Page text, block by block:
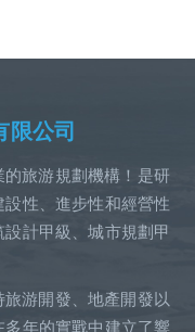
限公司
旅游規劃機構！是研
性、進步性和經營性
計甲級、城市規劃甲
游開發、地產開發以
年的實戰中建立了響